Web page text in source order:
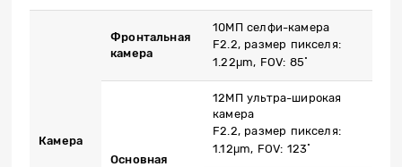
Камера
Фронтальная
камера
10МП селфи-камера
F2.2, размер пикселя:
1.22μm, FOV: 85˚
Основная
12МП ультра-широкая
камера
F2.2, размер пикселя:
1.12μm, FOV: 123˚